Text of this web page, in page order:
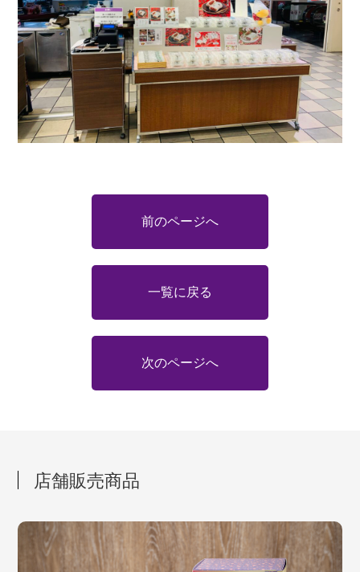
前のページへ
一覧に戻る
次のページへ
店舗販売商品